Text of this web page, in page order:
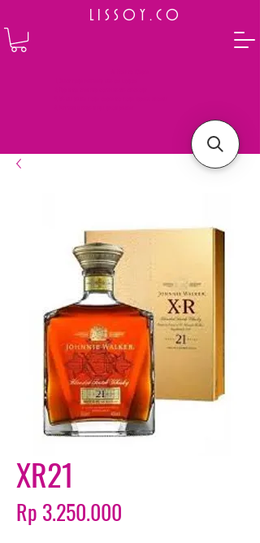
L I S S O Y . C O
XR21
Rp 3.250.000